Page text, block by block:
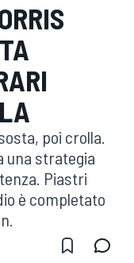
poi crolla.
una strategia
Piastri
è completato